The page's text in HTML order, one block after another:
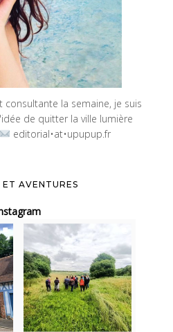
consultante la semaine, je suis
de quitter la ville lumière
editorial•at•upupup.fr
ET AVENTURES